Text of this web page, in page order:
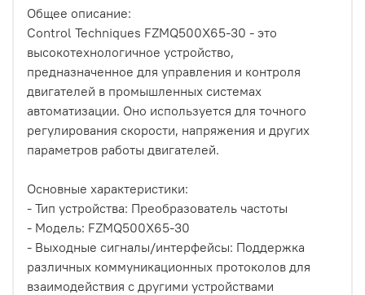
Общее описание:
Control Techniques FZMQ500X65-30 - это
высокотехнологичное устройство,
предназначенное для управления и контроля
двигателей в промышленных системах
автоматизации. Оно используется для точного
регулирования скорости, напряжения и других
параметров работы двигателей.
Основные характеристики:
- Тип устройства: Преобразователь частоты
- Модель: FZMQ500X65-30
- Выходные сигналы/интерфейсы: Поддержка
различных коммуникационных протоколов для
взаимодействия с другими устройствами